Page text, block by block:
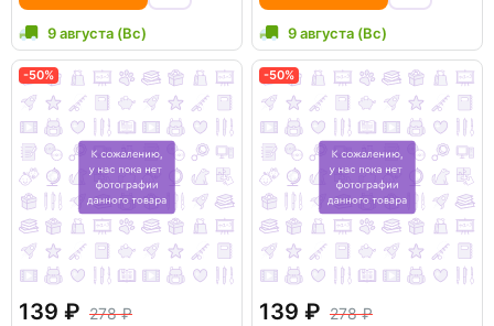
9 августа (Вс) 9 августа (Вс)
-50%
139
278
-50%
139
278